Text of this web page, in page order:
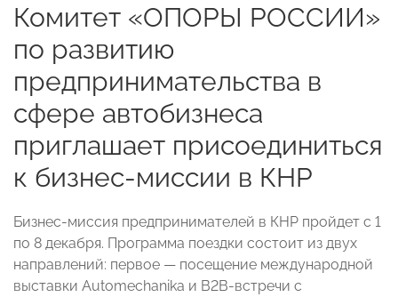
Комитет «ОПОРЫ РОССИИ»
по развитию
предпринимательства в
сфере автобизнеса
приглашает присоединиться
к бизнес-миссии в КНР
Бизнес-миссия предпринимателей в КНР пройдет с 1
по 8 декабря. Программа поездки состоит из двух
направлений: первое — посещение международной
выставки Automechanika и B2B-встречи с